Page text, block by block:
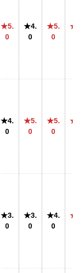
★5.
0
★4.
0
★5.
0
★4.
0
★5.
0
★5.
0
★3.
0
★3.
0
★4.
0